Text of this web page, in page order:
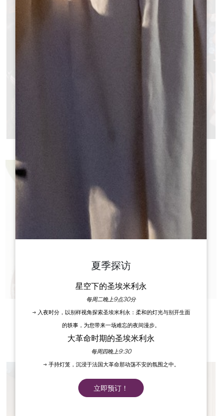
夏季探访
星空下的圣埃米利永
每周二晚上9点30分
→ 入夜时分，以别样视角探索圣埃米利永：柔和的灯光与别开生面
的轶事，为您带来一场难忘的夜间漫步。
大革命时期的圣埃米利永
每周四晚上9:30
→ 手持灯笼，沉浸于法国大革命那动荡不安的氛围之中。
立即预订！